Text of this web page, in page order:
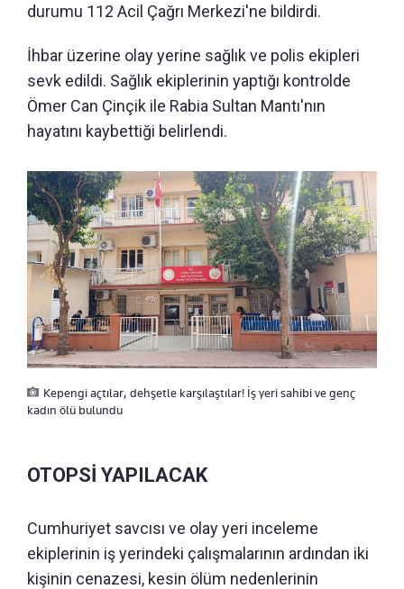
durumu 112 Acil Çağrı Merkezi'ne bildirdi.
İhbar üzerine olay yerine sağlık ve polis ekipleri
sevk edildi. Sağlık ekiplerinin yaptığı kontrolde
Ömer Can Çinçik ile Rabia Sultan Mantı'nın
hayatını kaybettiği belirlendi.
Kepengi açtılar, dehşetle karşılaştılar! İş yeri sahibi ve genç
kadın ölü bulundu
OTOPSİ YAPILACAK
Cumhuriyet savcısı ve olay yeri inceleme
ekiplerinin iş yerindeki çalışmalarının ardından iki
kişinin cenazesi, kesin ölüm nedenlerinin